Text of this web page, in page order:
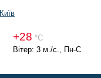
Київ
+28 °С
Вітер: 3 м./с., Пн-С